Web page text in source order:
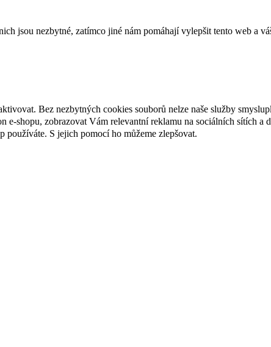
jsou nezbytné, zatímco jiné nám pomáhají vylepšit tento web a
Bez nezbytných cookies souborů nelze naše služby
e-shopu, zobrazovat Vám relevantní reklamu na sociálních sítích a
používáte. S jejich pomocí ho můžeme zlepšovat.